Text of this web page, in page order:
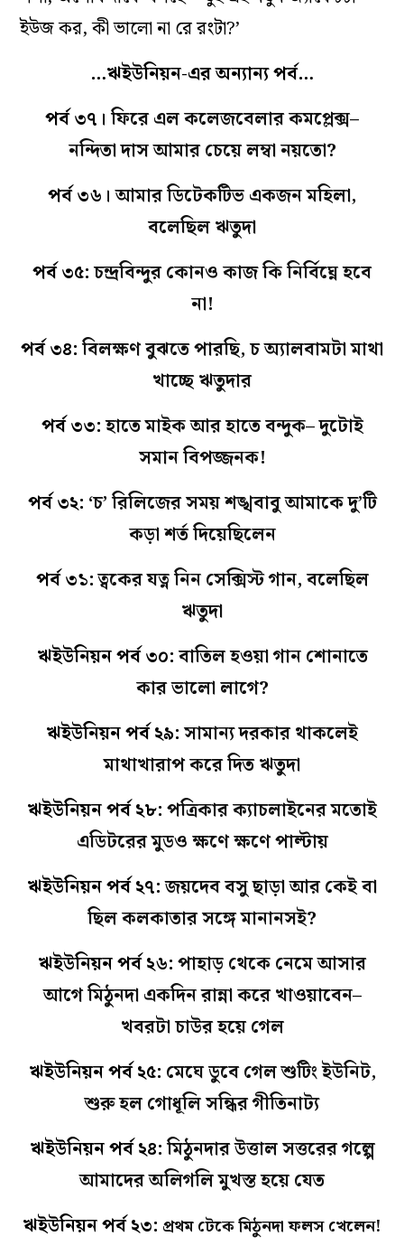
ইউজ কর, কী ভালো না রে রংটা?’
…ঋইউনিয়ন-এর অন্যান্য পর্ব…
পর্ব ৩৭।ফিরে এল কলেজবেলার কমপ্লেক্স–
নন্দিতা দাস আমার চেয়ে লম্বা নয়তো?
পর্ব ৩৬।আমার ডিটেকটিভ একজন মহিলা,
বলেছিল ঋতুদা
পর্ব ৩৫:চন্দ্রবিন্দুর কোনও কাজ কি নির্বিঘ্নে হবে
না!
পর্ব ৩৪:বিলক্ষণ বুঝতে পারছি, চ অ্যালবামটা মাথা
খাচ্ছে ঋতুদার
পর্ব ৩৩:হাতে মাইক আর হাতে বন্দুক– দুটোই
সমান বিপজ্জনক!
পর্ব ৩২: ‘চ’ রিলিজের সময় শঙ্খবাবু আমাকে দু’টি
কড়া শর্ত দিয়েছিলেন
পর্ব ৩১:ত্বকের যত্ন নিন সেক্সিস্ট গান, বলেছিল
ঋতুদা
ঋইউনিয়ন পর্ব ৩০:বাতিল হওয়া গান শোনাতে
কার ভালো লাগে?
ঋইউনিয়ন পর্ব ২৯:সামান্য দরকার থাকলেই
মাথাখারাপ করে দিত ঋতুদা
ঋইউনিয়ন পর্ব ২৮:পত্রিকার ক্যাচলাইনের মতোই
এডিটরের মুডও ক্ষণে ক্ষণে পাল্টায়
ঋইউনিয়ন পর্ব ২৭:জয়দেব বসু ছাড়া আর কেই বা
ছিল কলকাতার সঙ্গে মানানসই?
ঋইউনিয়ন পর্ব ২৬:পাহাড় থেকে নেমে আসার
আগে মিঠুনদা একদিন রান্না করে খাওয়াবেন–
খবরটা চাউর হয়ে গেল
ঋইউনিয়ন পর্ব ২৫: মেঘে ডুবে গেল শুটিং ইউনিট,
শুরু হল গোধূলি সন্ধির গীতিনাট্য
ঋইউনিয়ন পর্ব ২৪:মিঠুনদার উত্তাল সত্তরের গল্পে
আমাদের অলিগলি মুখস্ত হয়ে যেত
ঋইউনিয়ন পর্ব ২৩: প্রথম টেকে মিঠুনদা ফলস খেলেন!